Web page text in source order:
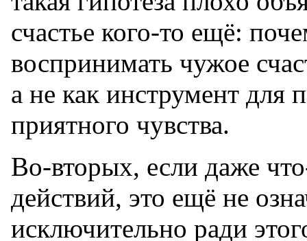
счастье кого-то ещё:
воспринимать чужое
а не как инструмент для
приятного чувства.
Во-вторых, если даже
действий, это ещё не
исключительно ради